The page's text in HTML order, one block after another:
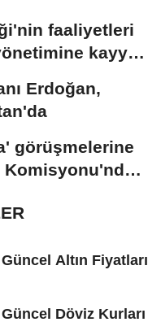
faaliyetleri
kayyım
Erdoğan,
görüşmelerine
Komisyonu'nda
Altın Fiyatları
Döviz Kurları